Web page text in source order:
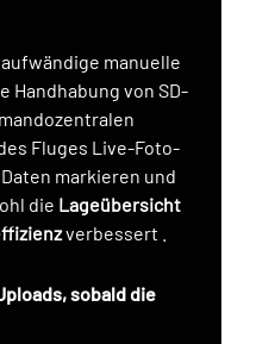
manuelle
Handhabung von SD-
Fluges Live-Foto-
markieren und
die Lageübersicht
verbessert
sobald die